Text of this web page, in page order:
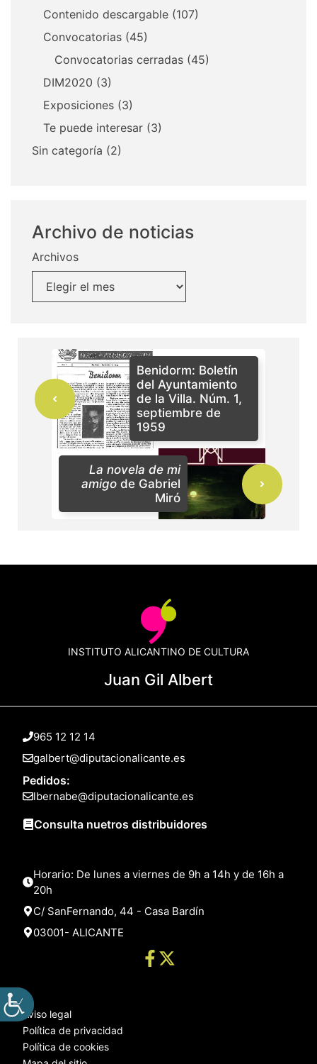
Contenido descargable (107)
Convocatorias (45)
Convocatorias cerradas (45)
DIM2020 (3)
Exposiciones (3)
Te puede interesar (3)
Sin categoría (2)
Archivo de noticias
Archivos
Benidorm: Boletín
del Ayuntamiento
de la Villa. Núm. 1,
septiembre de
1959
La novela de mi
amigo de Gabriel
Miró
INSTITUTO ALICANTINO DE CULTURA
Juan Gil Albert
965 12 12 14
galbert@diputacionalicante.es
Pedidos:
lbernabe@diputacionalicante.es
Consulta nuetros distribuidores
Horario: De lunes a viernes de 9h a 14h y de 16h a
20h
C/ SanFernando, 44 - Casa Bardín
03001- ALICANTE
Aviso legal
Política de privacidad
Política de cookies